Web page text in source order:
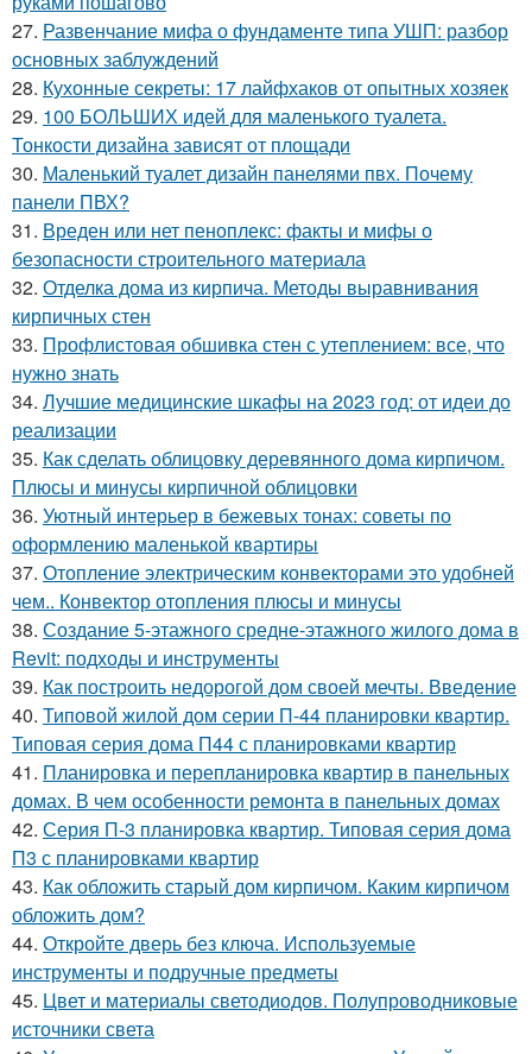
27. Развенчание мифа о фундаменте типа УШП: разбор
основных заблуждений
28. Кухонные секреты: 17 лайфхаков от опытных хозяек
29. 100 БОЛЬШИХ идей для маленького туалета.
Тонкости дизайна зависят от площади
30. Маленький туалет дизайн панелями пвх. Почему
панели ПВХ?
31. Вреден или нет пеноплекс: факты и мифы о
безопасности строительного материала
32. Отделка дома из кирпича. Методы выравнивания
кирпичных стен
33. Профлистовая обшивка стен с утеплением: все, что
нужно знать
34. Лучшие медицинские шкафы на 2023 год: от идеи до
реализации
35. Как сделать облицовку деревянного дома кирпичом.
Плюсы и минусы кирпичной облицовки
36. Уютный интерьер в бежевых тонах: советы по
оформлению маленькой квартиры
37. Отопление электрическим конвекторами это удобней
чем.. Конвектор отопления плюсы и минусы
38. Создание 5-этажного средне-этажного жилого дома в
Revit: подходы и инструменты
39. Как построить недорогой дом своей мечты. Введение
40. Типовой жилой дом серии П-44 планировки квартир.
Типовая серия дома П44 с планировками квартир
41. Планировка и перепланировка квартир в панельных
домах. В чем особенности ремонта в панельных домах
42. Серия П-3 планировка квартир. Типовая серия дома
П3 с планировками квартир
43. Как обложить старый дом кирпичом. Каким кирпичом
обложить дом?
44. Откройте дверь без ключа. Используемые
инструменты и подручные предметы
45. Цвет и материалы светодиодов. Полупроводниковые
источники света